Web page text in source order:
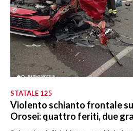
STATALE 125
Violento schianto frontale
Orosei: quattro feriti, due